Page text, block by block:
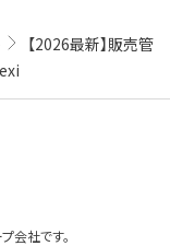
【2026最新】販売管
会社です。